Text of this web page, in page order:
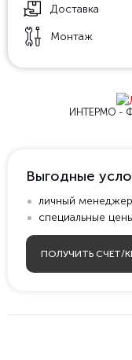
Доставка
Монтаж
ИНТЕРМО -
Выгодные
личный менеджер
специальные
ПОЛУЧИТЬ СЧЕТ/